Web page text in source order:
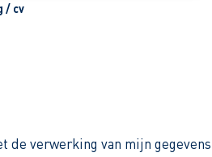
/ cv
de verwerking van mijn